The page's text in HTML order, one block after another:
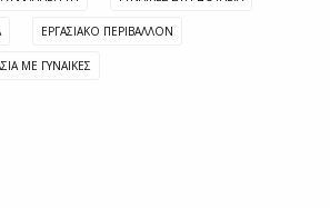
ΕΡΓΑΣΙΑΚΟ ΠΕΡΙΒΑΛΛΟΝ
ΜΕ ΓΥΝΑΙΚΕΣ